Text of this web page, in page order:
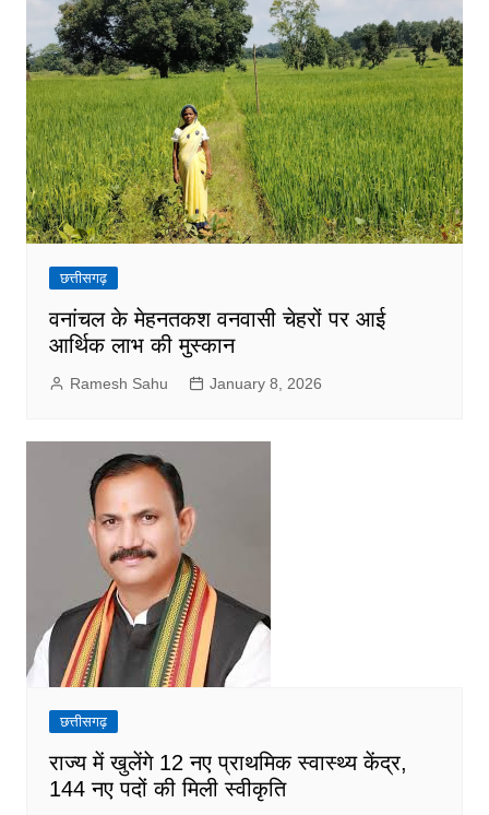
छत्तीसगढ़
वनांचल के मेहनतकश वनवासी चेहरों पर आई
आर्थिक लाभ की मुस्कान
Ramesh Sahu January 8, 2026
छत्तीसगढ़
राज्य में खुलेंगे 12 नए प्राथमिक स्वास्थ्य केंद्र,
144 नए पदों की मिली स्वीकृति